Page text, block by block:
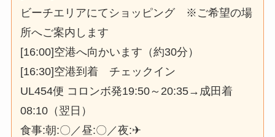
ビーチエリアにてショッピング ※ご希望の場
所へご案内します
[16:00]空港へ向かいます（約30分）
[16:30]空港到着 チェックイン
UL454便 コロンボ発19:50～20:35→成田着
08:10（翌日）
食事:朝:〇／昼:〇／夜:✈